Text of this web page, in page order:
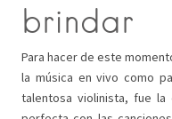
brindar
Para hacer de este
la música en vivo como
talentosa violinista, fue la